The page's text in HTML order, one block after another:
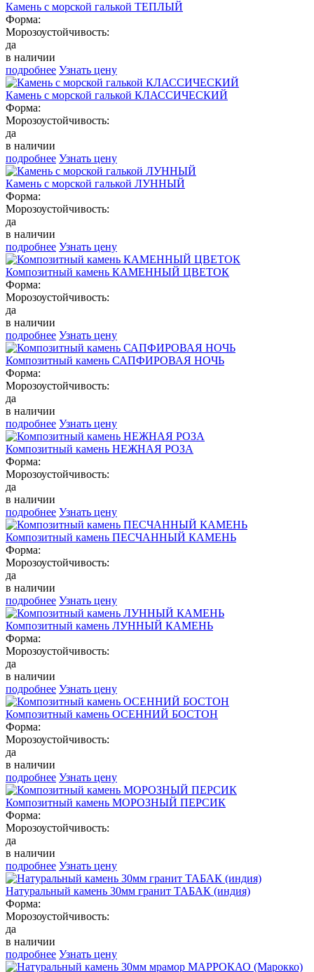
Камень с морской галькой ТЕПЛЫЙ
Форма:
Морозоустойчивость:
да
в наличии
подробнее Узнать цену
Камень с морской галькой КЛАССИЧЕСКИЙ
Форма:
Морозоустойчивость:
да
в наличии
подробнее Узнать цену
Камень с морской галькой ЛУННЫЙ
Форма:
Морозоустойчивость:
да
в наличии
подробнее Узнать цену
Композитный камень КАМЕННЫЙ ЦВЕТОК
Форма:
Морозоустойчивость:
да
в наличии
подробнее Узнать цену
Композитный камень САПФИРОВАЯ НОЧЬ
Форма:
Морозоустойчивость:
да
в наличии
подробнее Узнать цену
Композитный камень НЕЖНАЯ РОЗА
Форма:
Морозоустойчивость:
да
в наличии
подробнее Узнать цену
Композитный камень ПЕСЧАННЫЙ КАМЕНЬ
Форма:
Морозоустойчивость:
да
в наличии
подробнее Узнать цену
Композитный камень ЛУННЫЙ КАМЕНЬ
Форма:
Морозоустойчивость:
да
в наличии
подробнее Узнать цену
Композитный камень ОСЕННИЙ БОСТОН
Форма:
Морозоустойчивость:
да
в наличии
подробнее Узнать цену
Композитный камень МОРОЗНЫЙ ПЕРСИК
Форма:
Морозоустойчивость:
да
в наличии
подробнее Узнать цену
Натуральный камень 30мм гранит ТАБАК (индия)
Форма:
Морозоустойчивость:
да
в наличии
подробнее Узнать цену